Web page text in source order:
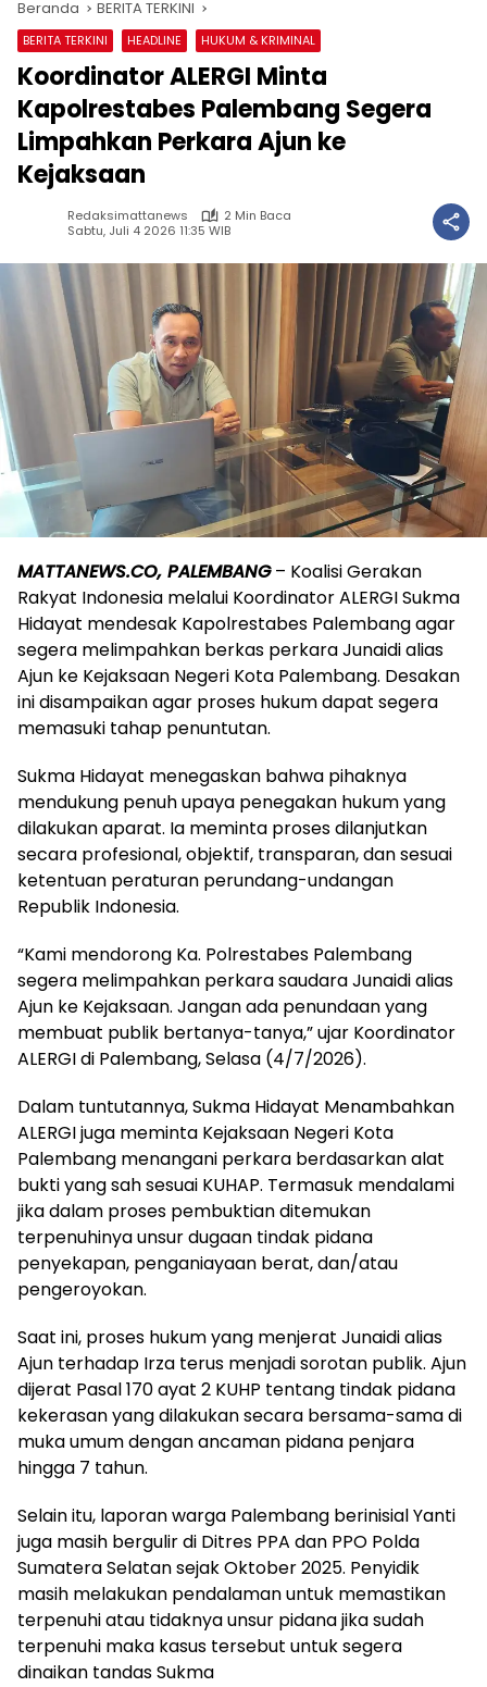
Beranda BERITA TERKINI
BERITA TERKINI HEADLINE HUKUM & KRIMINAL
Koordinator ALERGI Minta
Kapolrestabes Palembang Segera
Limpahkan Perkara Ajun ke
Kejaksaan
Redaksimattanews
2 Min Baca
Sabtu, Juli 4 2026 11:35 WIB
MATTANEWS.CO, PALEMBANG– Koalisi Gerakan
Rakyat Indonesia melalui Koordinator ALERGI Sukma
Hidayat mendesak Kapolrestabes Palembang agar
segera melimpahkan berkas perkara Junaidi alias
Ajun ke Kejaksaan Negeri Kota Palembang. Desakan
ini disampaikan agar proses hukum dapat segera
memasuki tahap penuntutan.
Sukma Hidayat menegaskan bahwa pihaknya
mendukung penuh upaya penegakan hukum yang
dilakukan aparat. Ia meminta proses dilanjutkan
secara profesional, objektif, transparan, dan sesuai
ketentuan peraturan perundang-undangan
Republik Indonesia.
“Kami mendorong Ka. Polrestabes Palembang
segera melimpahkan perkara saudara Junaidi alias
Ajun ke Kejaksaan. Jangan ada penundaan yang
membuat publik bertanya-tanya,” ujar Koordinator
ALERGI di Palembang, Selasa (4/7/2026).
Dalam tuntutannya, Sukma Hidayat Menambahkan
ALERGI juga meminta Kejaksaan Negeri Kota
Palembang menangani perkara berdasarkan alat
bukti yang sah sesuai KUHAP. Termasuk mendalami
jika dalam proses pembuktian ditemukan
terpenuhinya unsur dugaan tindak pidana
penyekapan, penganiayaan berat, dan/atau
pengeroyokan.
Saat ini, proses hukum yang menjerat Junaidi alias
Ajun terhadap Irza terus menjadi sorotan publik. Ajun
dijerat Pasal 170 ayat 2 KUHP tentang tindak pidana
kekerasan yang dilakukan secara bersama-sama di
muka umum dengan ancaman pidana penjara
hingga 7 tahun.
Selain itu, laporan warga Palembang berinisial Yanti
juga masih bergulir di Ditres PPA dan PPO Polda
Sumatera Selatan sejak Oktober 2025. Penyidik
masih melakukan pendalaman untuk memastikan
terpenuhi atau tidaknya unsur pidana jika sudah
terpenuhi maka kasus tersebut untuk segera
dinaikan tandas Sukma